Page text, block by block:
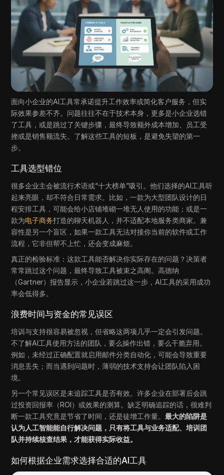
面向小企业的AI工具常承诺提升工作效率或简化客户服务，但实
际效果参差不齐。问题往往不在于技术本身，更多是小企业选错
了工具，或是跳过了关键步骤，最终导致额外成本增加、员工受
挫或是销售额流失。了解这些工具的短板，是避免失望的第一
步。
工具选型错位
很多企业主会被流行术语或“十大榜单”吸引。他们选择的AI工具听
起来亮眼，却不符合日常需求。比如，一款为大型团队设计的日
程安排工具，可能会给小店铺堆砌一堆无人使用的功能；或是一
款为电子商务打造的聊天机器人，并不适配本地服务类商家。兼
容性是另一个盲区，如果一款工具无法对接你当前的软件或工作
流程，它非但帮不上忙，还会变成麻烦。
真正的检验标准：这款工具能否解决你实际存在的问题？决策者
常常跳过这个问题，最终导致工具被束之高阁。高德纳
（Gartner）报告显示，小企业若跳过这一步，AI工具的采用成功
率会低得多。
浪费时间与资金的常见误区
培训与支持很容易被忽视，但省略这两项几乎一定会引发问题。
不了解AI工具使用方法的团队，要么操作出错，要么干脆弃用。
例如，未经过正确配置就启用邮件分类自动化，可能会导致重要
消息丢失；而当遇到问题时，薄弱的技术支持会让团队陷入困
境。
另一个常见误区是未追踪工具是否有效。许多企业在部署后会跳
过投资回报率（ROI）或效果的测算。缺乏明确追踪的话，很难判
断一款工具究竟是节省了时间，还是徒增工作量。最大的陷阱是
认为人工智能能自行解决问题，只有将工具与业务适配、培训团
队并持续核查结果，才能获得实际收益。
如何根据企业需求选择合适的AI工具